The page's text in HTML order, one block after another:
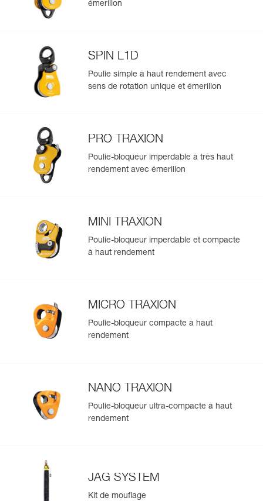
émerillon
SPIN L1D
Poulie simple à haut rendement avec
sens de rotation unique et émerillon
PRO TRAXION
Poulie-bloqueur imperdable à très haut
rendement avec émerillon
MINI TRAXION
Poulie-bloqueur imperdable et compacte
à haut rendement
MICRO TRAXION
Poulie-bloqueur compacte à haut
rendement
NANO TRAXION
Poulie-bloqueur ultra-compacte à haut
rendement
JAG SYSTEM
Kit de mouflage